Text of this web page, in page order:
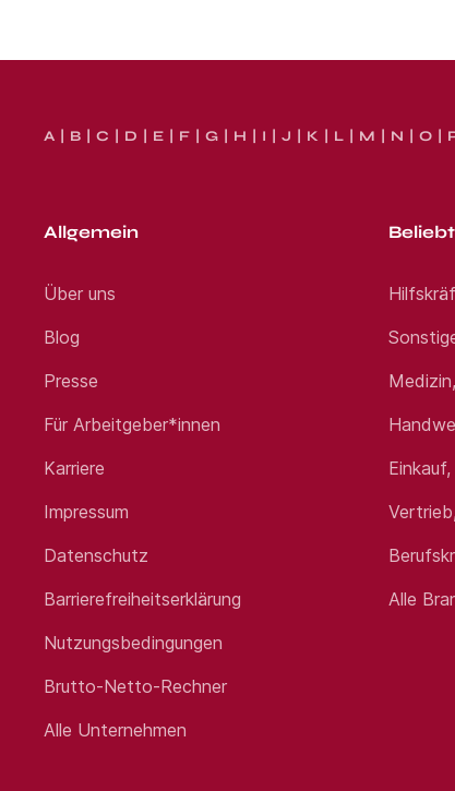
A B C D E F G H I J K L M N O
Allgemein
Über uns
Blog
Presse
Für Arbeitgeber*innen
Karriere
Impressum
Datenschutz
Barrierefreiheitserklärung
Nutzungsbedingungen
Brutto-Netto-Rechner
Alle Unternehmen
Alle